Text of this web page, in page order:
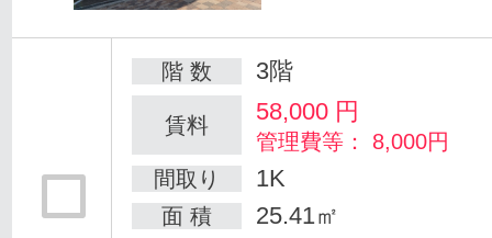
階 数 3階
賃料 58,000 円
管理費等： 8,000円
間取り
1K
面 積 25.41㎡